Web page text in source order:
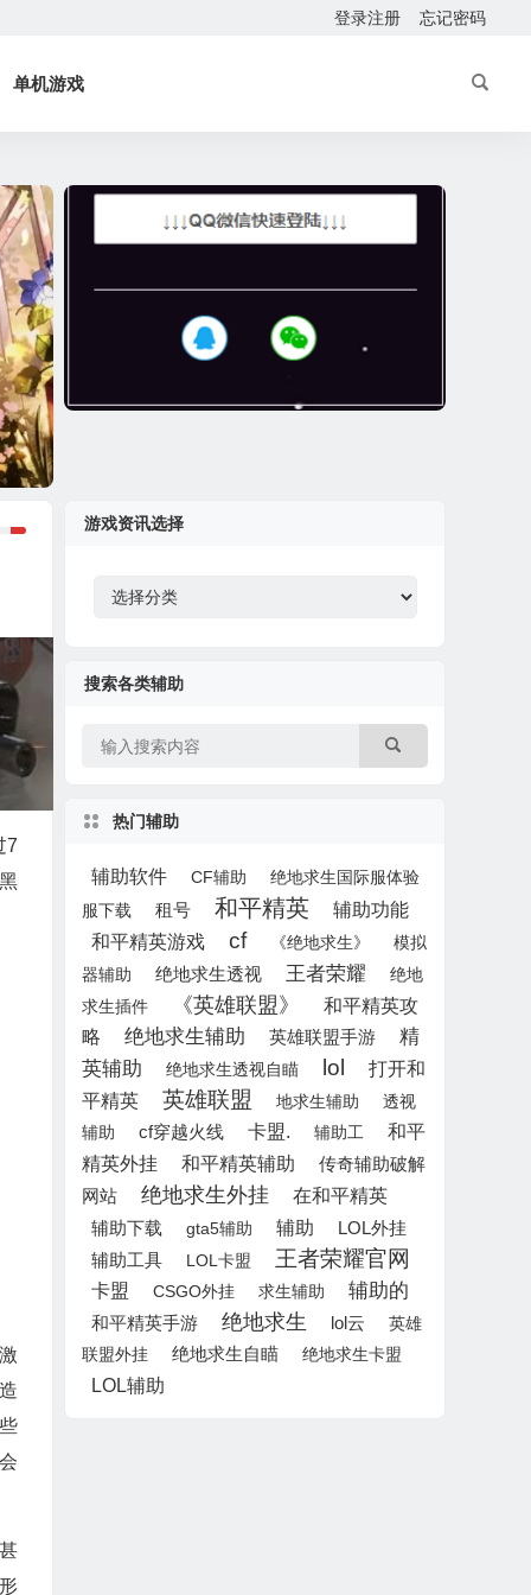
登录注册 忘记密码
单机游戏
7
游戏资讯选择
搜索各类辅助
热门辅助
辅助软件 CF辅助
绝地求生国际服体验
服下载
租号 和平精英
辅助功能
和平精英游戏
cf 《绝地求生》
模拟
器辅助
绝地求生透视 王者荣耀
绝地
求生插件
《英雄联盟》
和平精英攻
略
绝地求生辅助 英雄联盟手游
精
英辅助
绝地求生透视自瞄 lol
打开和
平精英
英雄联盟 地求生辅助
透视
辅助
cf穿越火线 卡盟. 辅助工
和平
精英外挂
和平精英辅助
传奇辅助破解
网站
绝地求生外挂
在和平精英
辅助下载
gta5辅助 辅助 LOL外挂
辅助工具 LOL卡盟 王者荣耀官网
卡盟 CSGO外挂 求生辅助 辅助的
和平精英手游 绝地求生 lol云
英雄
联盟外挂
绝地求生自瞄 绝地求生卡盟
LOL辅助